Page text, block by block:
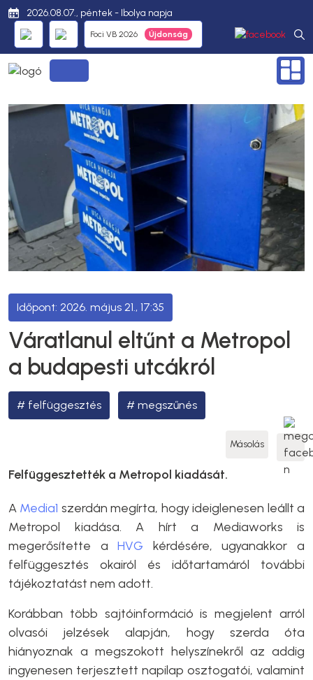
2026.08.07., péntek - Ibolya napja
Foci VB 2026
2026. május 21., 17:35
Váratlanul eltűnt a Metropol
a budapesti utcákról
felfüggesztés megszűnés
Másolás
Felfüggesztették a Metropol kiadását.
A Media1 szerdán megírta, hogy ideiglenesen leállt a
Metropol kiadása. A hírt a Mediaworks is
megerősítette aHVG kérdésére, ugyanakkor a
felfüggesztés okairól és időtartamáról további
tájékoztatást nem adott.
Korábban több sajtóinformáció is megjelent arról
olvasói jelzések alapján, hogy szerda óta
hiányoznak a megszokott helyszínekről az addig
ingyenesen terjesztett napilap osztogatói, valamint